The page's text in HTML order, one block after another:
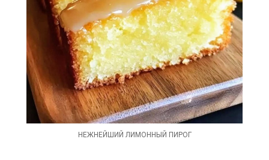
НЕЖНЕЙШИЙ ЛИМОННЫЙ ПИРОГ